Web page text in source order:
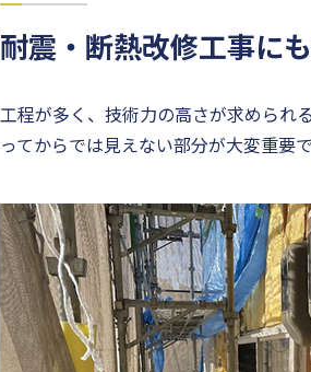
耐震・断熱改修工事に
工程が多く、技術力の高さが求められ
ってからでは見えない部分が大変重要で